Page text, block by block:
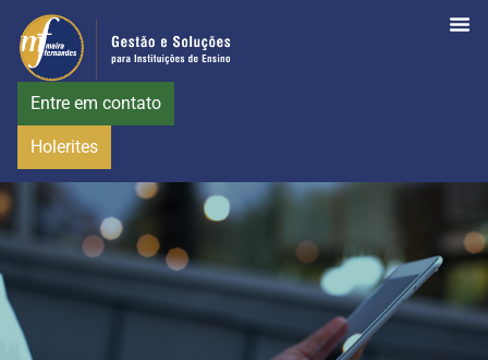
Entre em contato
Holerites